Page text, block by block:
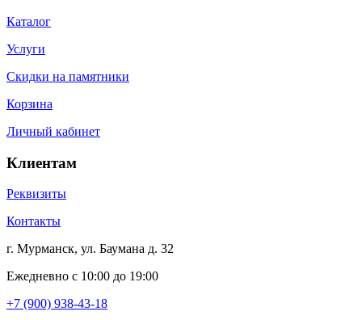
Каталог
Услуги
Скидки на памятники
Корзина
Личный кабинет
Клиентам
Реквизиты
Контакты
г. Мурманск, ул. Баумана д. 32
Ежедневно с 10:00 до 19:00
+7 (900) 938-43-18